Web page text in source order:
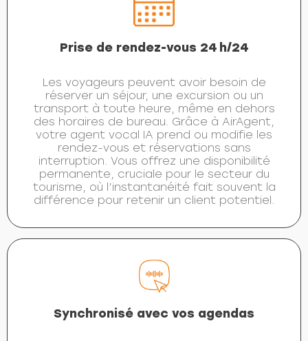
Prise de rendez-vous 24 h/24
Les voyageurs peuvent avoir besoin de
réserver un séjour, une excursion ou un
transport à toute heure, même en dehors
des horaires de bureau. Grâce à AirAgent,
votre agent vocal IA prend ou modifie les
rendez-vous et réservations sans
interruption. Vous offrez une disponibilité
permanente, cruciale pour le secteur du
tourisme, où l’instantanéité fait souvent la
différence pour retenir un client potentiel.
Synchronisé avec vos agendas